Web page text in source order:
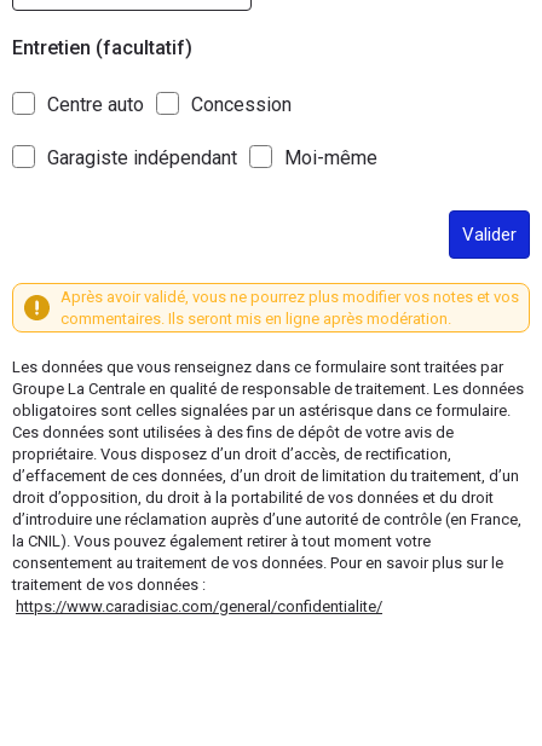
Entretien (facultatif)
Centre auto Concession
Garagiste indépendant Moi-même
Valider
Après avoir validé, vous ne pourrez plus modifier vos notes et vos
commentaires. Ils seront mis en ligne après modération.
Les données que vous renseignez dans ce formulaire sont traitées par
Groupe La Centrale en qualité de responsable de traitement. Les données
obligatoires sont celles signalées par un astérisque dans ce formulaire.
Ces données sont utilisées à des fins de dépôt de votre avis de
propriétaire. Vous disposez d’un droit d’accès, de rectification,
d’effacement de ces données, d’un droit de limitation du traitement, d’un
droit d’opposition, du droit à la portabilité de vos données et du droit
d’introduire une réclamation auprès d’une autorité de contrôle (en France,
la CNIL). Vous pouvez également retirer à tout moment votre
consentement au traitement de vos données. Pour en savoir plus sur le
traitement de vos données :
https://www.caradisiac.com/general/confidentialite/